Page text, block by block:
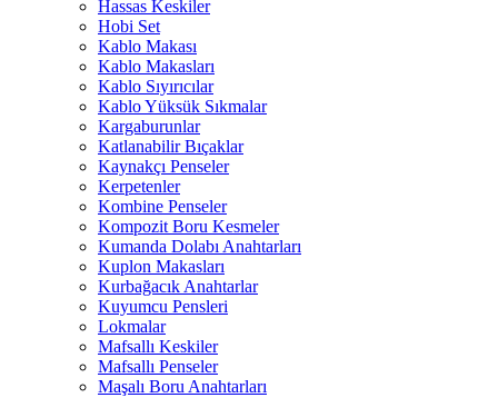
Hassas Keskiler
Hobi Set
Kablo Makası
Kablo Makasları
Kablo Sıyırıcılar
Kablo Yüksük Sıkmalar
Kargaburunlar
Katlanabilir Bıçaklar
Kaynakçı Penseler
Kerpetenler
Kombine Penseler
Kompozit Boru Kesmeler
Kumanda Dolabı Anahtarları
Kuplon Makasları
Kurbağacık Anahtarlar
Kuyumcu Pensleri
Lokmalar
Mafsallı Keskiler
Mafsallı Penseler
Maşalı Boru Anahtarları